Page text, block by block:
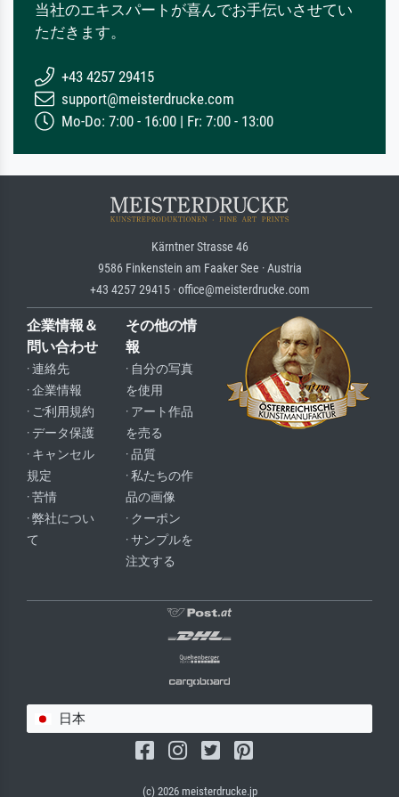
当社のエキスパートが喜んでお手伝いさせてい
ただきます。
+43 4257 29415
support@meisterdrucke.com
Mo-Do: 7:00 - 16:00 | Fr: 7:00 - 13:00
Kärntner Strasse 46
9586 Finkenstein am Faaker See · Austria
+43 4257 29415 · office@meisterdrucke.com
企業情報＆
問い合わせ
· 連絡先
· 企業情報
· ご利用規約
· データ保護
· キャンセル
規定
· 苦情
· 弊社につい
て
その他の情
報
· 自分の写真
を使用
· アート作品
を売る
· 品質
· 私たちの作
品の画像
· クーポン
· サンプルを
注文する
日本
(c) 2026 meisterdrucke.jp